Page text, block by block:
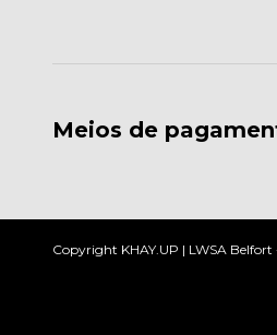
Meios de
Copyright KHAY.UP | LWSA Belfort